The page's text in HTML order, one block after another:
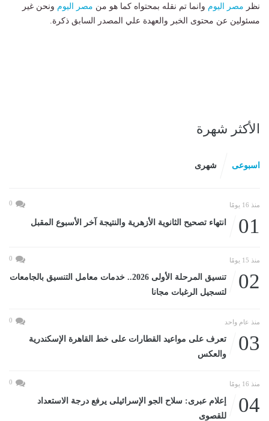
نظر مصر اليوم وانما تم نقله بمحتواه كما هو من مصر اليوم ونحن غير
مسئولين عن محتوى الخبر والعهدة علي المصدر السابق ذكرة.
الأكثر شهرة
اسبوعى شهرى
منذ 16 يومًا 0
01 انتهاء تصحيح الثانوية الأزهرية والنتيجة آخر الأسبوع المقبل
منذ 15 يومًا 0
02
تنسيق المرحلة الأولى 2026.. خدمات معامل التنسيق بالجامعات
لتسجيل الرغبات مجانا
منذ عام واحد 0
03
تعرف على مواعيد القطارات على خط القاهرة الإسكندرية
والعكس
منذ 16 يومًا 0
04
إعلام عبرى: سلاح الجو الإسرائيلى يرفع درجة الاستعداد
للقصوى